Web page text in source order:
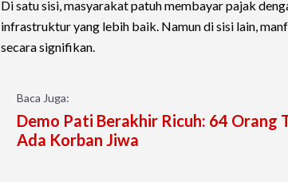
Di satu sisi, masyarakat patuh membayar pajak
infrastruktur yang lebih baik. Namun di sisi lain,
secara signifikan.
Baca Juga:
Demo Pati Berakhir Ricuh: 64 Orang
Ada Korban Jiwa